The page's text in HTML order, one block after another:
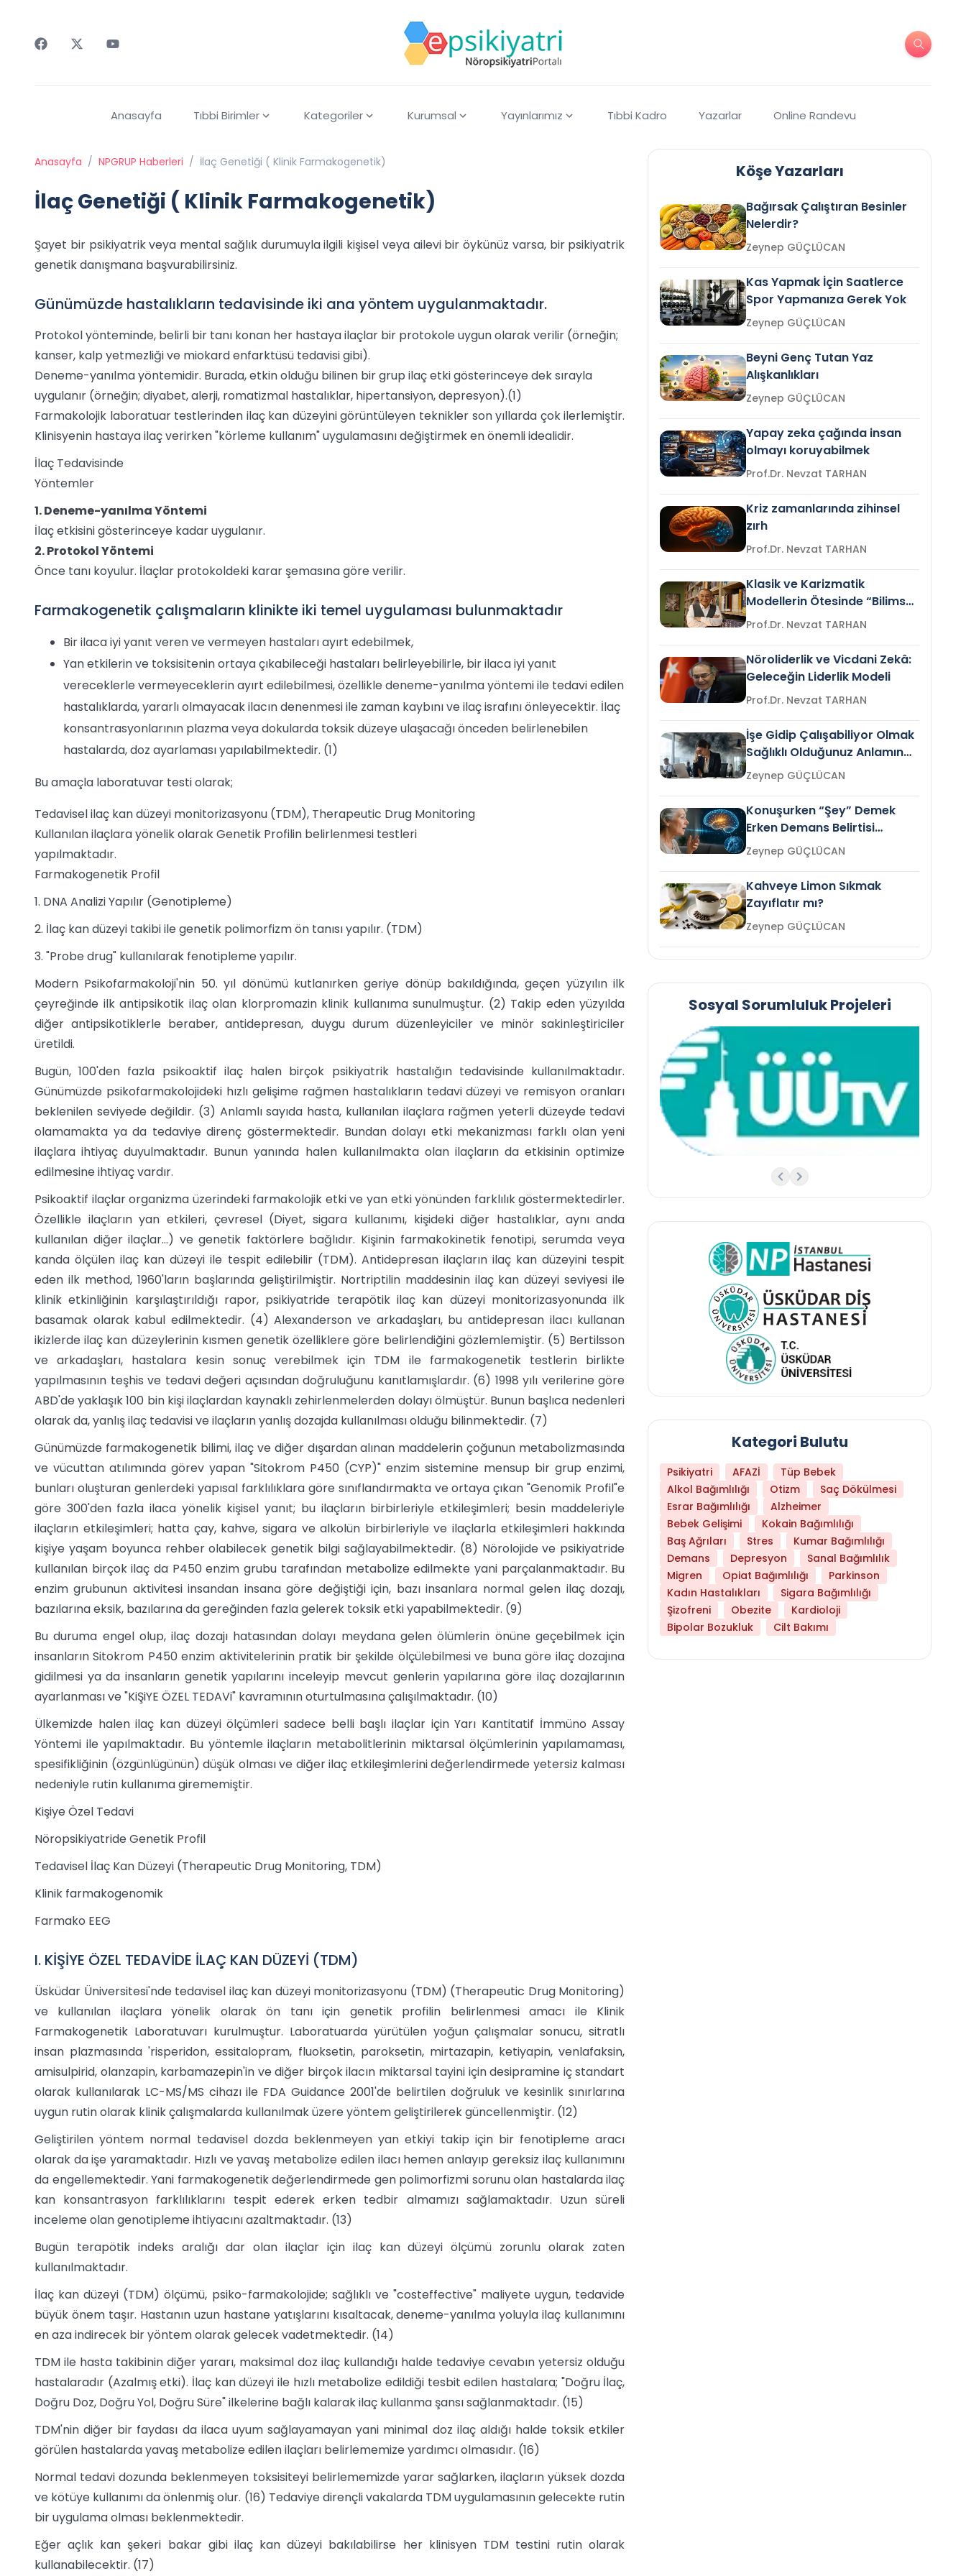
Anasayfa Tıbbi Birimler Kategoriler Kurumsal Yayınlarımız Tıbbi Kadro Yazarlar Online Randevu
Anasayfa / NPGRUP Haberleri / İlaç Genetiği ( Klinik Farmakogenetik)
İlaç Genetiği ( Klinik Farmakogenetik)
Şayet bir psikiyatrik veya mental sağlık durumuyla ilgili kişisel veya ailevi bir öykünüz varsa, bir psikiyatrik
genetik danışmana başvurabilirsiniz.
Günümüzde hastalıkların tedavisinde iki ana yöntem uygulanmaktadır.
Protokol yönteminde, belirli bir tanı konan her hastaya ilaçlar bir protokole uygun olarak verilir (örneğin;
kanser, kalp yetmezliği ve miokard enfarktüsü tedavisi gibi).
Deneme-yanılma yöntemidir. Burada, etkin olduğu bilinen bir grup ilaç etki gösterinceye dek sırayla
uygulanır (örneğin; diyabet, alerji, romatizmal hastalıklar, hipertansiyon, depresyon).(1)
Farmakolojik laboratuar testlerinden ilaç kan düzeyini görüntüleyen teknikler son yıllarda çok ilerlemiştir.
Klinisyenin hastaya ilaç verirken "körleme kullanım" uygulamasını değiştirmek en önemli idealidir.
İlaç Tedavisinde
Yöntemler
1. Deneme-yanılma Yöntemi
İlaç etkisini gösterinceye kadar uygulanır.
2. Protokol Yöntemi
Önce tanı koyulur. İlaçlar protokoldeki karar şemasına göre verilir.
Farmakogenetik çalışmaların klinikte iki temel uygulaması bulunmaktadır
Bir ilaca iyi yanıt veren ve vermeyen hastaları ayırt edebilmek,
Yan etkilerin ve toksisitenin ortaya çıkabileceği hastaları belirleyebilirle, bir ilaca iyi yanıt
vereceklerle vermeyeceklerin ayırt edilebilmesi, özellikle deneme-yanılma yöntemi ile tedavi edilen
hastalıklarda, yararlı olmayacak ilacın denenmesi ile zaman kaybını ve ilaç israfını önleyecektir. İlaç
konsantrasyonlarının plazma veya dokularda toksik düzeye ulaşacağı önceden belirlenebilen
hastalarda, doz ayarlaması yapılabilmektedir. (1)
Bu amaçla laboratuvar testi olarak;
Tedavisel ilaç kan düzeyi monitorizasyonu (TDM), Therapeutic Drug Monitoring
Kullanılan ilaçlara yönelik olarak Genetik Profilin belirlenmesi testleri
yapılmaktadır.
Farmakogenetik Profil
1. DNA Analizi Yapılır (Genotipleme)
2. İlaç kan düzeyi takibi ile genetik polimorfizm ön tanısı yapılır. (TDM)
3. "Probe drug" kullanılarak fenotipleme yapılır.
Modern Psikofarmakoloji'nin 50. yıl dönümü kutlanırken geriye dönüp bakıldığında, geçen yüzyılın ilk
çeyreğinde ilk antipsikotik ilaç olan klorpromazin klinik kullanıma sunulmuştur. (2) Takip eden yüzyılda
diğer antipsikotiklerle beraber, antidepresan, duygu durum düzenleyiciler ve minör sakinleştiriciler
üretildi.
Bugün, 100'den fazla psikoaktif ilaç halen birçok psikiyatrik hastalığın tedavisinde kullanılmaktadır.
Günümüzde psikofarmakolojideki hızlı gelişime rağmen hastalıkların tedavi düzeyi ve remisyon oranları
beklenilen seviyede değildir. (3) Anlamlı sayıda hasta, kullanılan ilaçlara rağmen yeterli düzeyde tedavi
olamamakta ya da tedaviye direnç göstermektedir. Bundan dolayı etki mekanizması farklı olan yeni
ilaçlara ihtiyaç duyulmaktadır. Bunun yanında halen kullanılmakta olan ilaçların da etkisinin optimize
edilmesine ihtiyaç vardır.
Psikoaktif ilaçlar organizma üzerindeki farmakolojik etki ve yan etki yönünden farklılık göstermektedirler.
Özellikle ilaçların yan etkileri, çevresel (Diyet, sigara kullanımı, kişideki diğer hastalıklar, aynı anda
kullanılan diğer ilaçlar…) ve genetik faktörlere bağlıdır. Kişinin farmakokinetik fenotipi, serumda veya
kanda ölçülen ilaç kan düzeyi ile tespit edilebilir (TDM). Antidepresan ilaçların ilaç kan düzeyini tespit
eden ilk method, 1960'ların başlarında geliştirilmiştir. Nortriptilin maddesinin ilaç kan düzeyi seviyesi ile
klinik etkinliğinin karşılaştırıldığı rapor, psikiyatride terapötik ilaç kan düzeyi monitorizasyonunda ilk
basamak olarak kabul edilmektedir. (4) Alexanderson ve arkadaşları, bu antidepresan ilacı kullanan
ikizlerde ilaç kan düzeylerinin kısmen genetik özelliklere göre belirlendiğini gözlemlemiştir. (5) Bertilsson
ve arkadaşları, hastalara kesin sonuç verebilmek için TDM ile farmakogenetik testlerin birlikte
yapılmasının teşhis ve tedavi değeri açısından doğruluğunu kanıtlamışlardır. (6) 1998 yılı verilerine göre
ABD'de yaklaşık 100 bin kişi ilaçlardan kaynaklı zehirlenmelerden dolayı ölmüştür. Bunun başlıca nedenleri
olarak da, yanlış ilaç tedavisi ve ilaçların yanlış dozajda kullanılması olduğu bilinmektedir. (7)
Günümüzde farmakogenetik bilimi, ilaç ve diğer dışardan alınan maddelerin çoğunun metabolizmasında
ve vücuttan atılımında görev yapan "Sitokrom P450 (CYP)" enzim sistemine mensup bir grup enzimi,
bunları oluşturan genlerdeki yapısal farklılıklara göre sınıflandırmakta ve ortaya çıkan "Genomik Profil"e
göre 300'den fazla ilaca yönelik kişisel yanıt; bu ilaçların birbirleriyle etkileşimleri; besin maddeleriyle
ilaçların etkileşimleri; hatta çay, kahve, sigara ve alkolün birbirleriyle ve ilaçlarla etkileşimleri hakkında
kişiye yaşam boyunca rehber olabilecek genetik bilgi sağlayabilmektedir. (8) Nörolojide ve psikiyatride
kullanılan birçok ilaç da P450 enzim grubu tarafından metabolize edilmekte yani parçalanmaktadır. Bu
enzim grubunun aktivitesi insandan insana göre değiştiği için, bazı insanlara normal gelen ilaç dozajı,
bazılarına eksik, bazılarına da gereğinden fazla gelerek toksik etki yapabilmektedir. (9)
Bu duruma engel olup, ilaç dozajı hatasından dolayı meydana gelen ölümlerin önüne geçebilmek için
insanların Sitokrom P450 enzim aktivitelerinin pratik bir şekilde ölçülebilmesi ve buna göre ilaç dozajına
gidilmesi ya da insanların genetik yapılarını inceleyip mevcut genlerin yapılarına göre ilaç dozajlarının
ayarlanması ve "KiŞiYE ÖZEL TEDAVi" kavramının oturtulmasına çalışılmaktadır. (10)
Ülkemizde halen ilaç kan düzeyi ölçümleri sadece belli başlı ilaçlar için Yarı Kantitatif İmmüno Assay
Yöntemi ile yapılmaktadır. Bu yöntemle ilaçların metabolitlerinin miktarsal ölçümlerinin yapılamaması,
spesifikliğinin (özgünlügünün) düşük olması ve diğer ilaç etkileşimlerini değerlendirmede yetersiz kalması
nedeniyle rutin kullanıma girememiştir.
Kişiye Özel Tedavi
Nöropsikiyatride Genetik Profil
Tedavisel İlaç Kan Düzeyi (Therapeutic Drug Monitoring, TDM)
Klinik farmakogenomik
Farmako EEG
I. KİŞİYE ÖZEL TEDAVİDE İLAÇ KAN DÜZEYİ (TDM)
Üsküdar Üniversitesi'nde tedavisel ilaç kan düzeyi monitorizasyonu (TDM) (Therapeutic Drug Monitoring)
ve kullanılan ilaçlara yönelik olarak ön tanı için genetik profilin belirlenmesi amacı ile Klinik
Farmakogenetik Laboratuvarı kurulmuştur. Laboratuarda yürütülen yoğun çalışmalar sonucu, sitratlı
insan plazmasında 'risperidon, essitalopram, fluoksetin, paroksetin, mirtazapin, ketiyapin, venlafaksin,
amisulpirid, olanzapin, karbamazepin'in ve diğer birçok ilacın miktarsal tayini için desipramine iç standart
olarak kullanılarak LC-MS/MS cihazı ile FDA Guidance 2001'de belirtilen doğruluk ve kesinlik sınırlarına
uygun rutin olarak klinik çalışmalarda kullanılmak üzere yöntem geliştirilerek güncellenmiştir. (12)
Geliştirilen yöntem normal tedavisel dozda beklenmeyen yan etkiyi takip için bir fenotipleme aracı
olarak da işe yaramaktadır. Hızlı ve yavaş metabolize edilen ilacı hemen anlayıp gereksiz ilaç kullanımını
da engellemektedir. Yani farmakogenetik değerlendirmede gen polimorfizmi sorunu olan hastalarda ilaç
kan konsantrasyon farklılıklarını tespit ederek erken tedbir almamızı sağlamaktadır. Uzun süreli
inceleme olan genotipleme ihtiyacını azaltmaktadır. (13)
Bugün terapötik indeks aralığı dar olan ilaçlar için ilaç kan düzeyi ölçümü zorunlu olarak zaten
kullanılmaktadır.
İlaç kan düzeyi (TDM) ölçümü, psiko-farmakolojide; sağlıklı ve "costeffective" maliyete uygun, tedavide
büyük önem taşır. Hastanın uzun hastane yatışlarını kısaltacak, deneme-yanılma yoluyla ilaç kullanımını
en aza indirecek bir yöntem olarak gelecek vadetmektedir. (14)
TDM ile hasta takibinin diğer yararı, maksimal doz ilaç kullandığı halde tedaviye cevabın yetersiz olduğu
hastalaradır (Azalmış etki). İlaç kan düzeyi ile hızlı metabolize edildiği tesbit edilen hastalara; "Doğru İlaç,
Doğru Doz, Doğru Yol, Doğru Süre" ilkelerine bağlı kalarak ilaç kullanma şansı sağlanmaktadır. (15)
TDM'nin diğer bir faydası da ilaca uyum sağlayamayan yani minimal doz ilaç aldığı halde toksik etkiler
görülen hastalarda yavaş metabolize edilen ilaçları belirlememize yardımcı olmasıdır. (16)
Normal tedavi dozunda beklenmeyen toksisiteyi belirlememizde yarar sağlarken, ilaçların yüksek dozda
ve kötüye kullanımı da önlenmiş olur. (16) Tedaviye dirençli vakalarda TDM uygulamasının gelecekte rutin
bir uygulama olması beklenmektedir.
Eğer açlık kan şekeri bakar gibi ilaç kan düzeyi bakılabilirse her klinisyen TDM testini rutin olarak
kullanabilecektir. (17)
Köşe Yazarları
Bağırsak Çalıştıran Besinler
Nelerdir?
Zeynep GÜÇLÜCAN
Kas Yapmak İçin Saatlerce
Spor Yapmanıza Gerek Yok
Zeynep GÜÇLÜCAN
Beyni Genç Tutan Yaz
Alışkanlıkları
Zeynep GÜÇLÜCAN
Yapay zeka çağında insan
olmayı koruyabilmek
Prof.Dr. Nevzat TARHAN
Kriz zamanlarında zihinsel
zırh
Prof.Dr. Nevzat TARHAN
Klasik ve Karizmatik
Modellerin Ötesinde “Bilimsel
Liderlik”
Prof.Dr. Nevzat TARHAN
Nöroliderlik ve Vicdani Zekâ:
Geleceğin Liderlik Modeli
Prof.Dr. Nevzat TARHAN
İşe Gidip Çalışabiliyor Olmak
Sağlıklı Olduğunuz Anlamına
Gelir mi?Zeynep GÜÇLÜCAN
Konuşurken “Şey” Demek
Erken Demans Belirtisi
Olabilir mi?Zeynep GÜÇLÜCAN
Kahveye Limon Sıkmak
Zayıflatır mı?
Zeynep GÜÇLÜCAN
Sosyal Sorumluluk Projeleri
Kategori Bulutu
Psikiyatri AFAZİ
Tüp Bebek
Alkol Bağımlılığı
Otizm
Saç Dökülmesi
Esrar Bağımlılığı
Alzheimer
Bebek Gelişimi
Kokain Bağımlılığı
Baş Ağrıları
Stres
Kumar Bağımlılığı
Demans
Depresyon
Sanal Bağımlılık
Migren
Opiat Bağımlılığı
Parkinson
Kadın Hastalıkları
Sigara Bağımlılığı
Şizofreni
Obezite
Kardioloji
Bipolar Bozukluk
Cilt Bakımı